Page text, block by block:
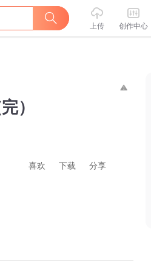
上传 创作中心
）
喜欢 下载 分享